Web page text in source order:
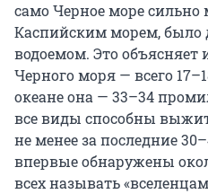
само Черное море сильно
Каспийским морем, было
водоемом. Это объясняет
Черного моря — всего
океане она — 33–34
все виды способны
не менее за последние
впервые обнаружены
всех называть